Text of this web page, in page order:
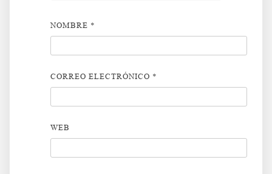
NOMBRE *
CORREO ELECTRÓNICO *
WEB